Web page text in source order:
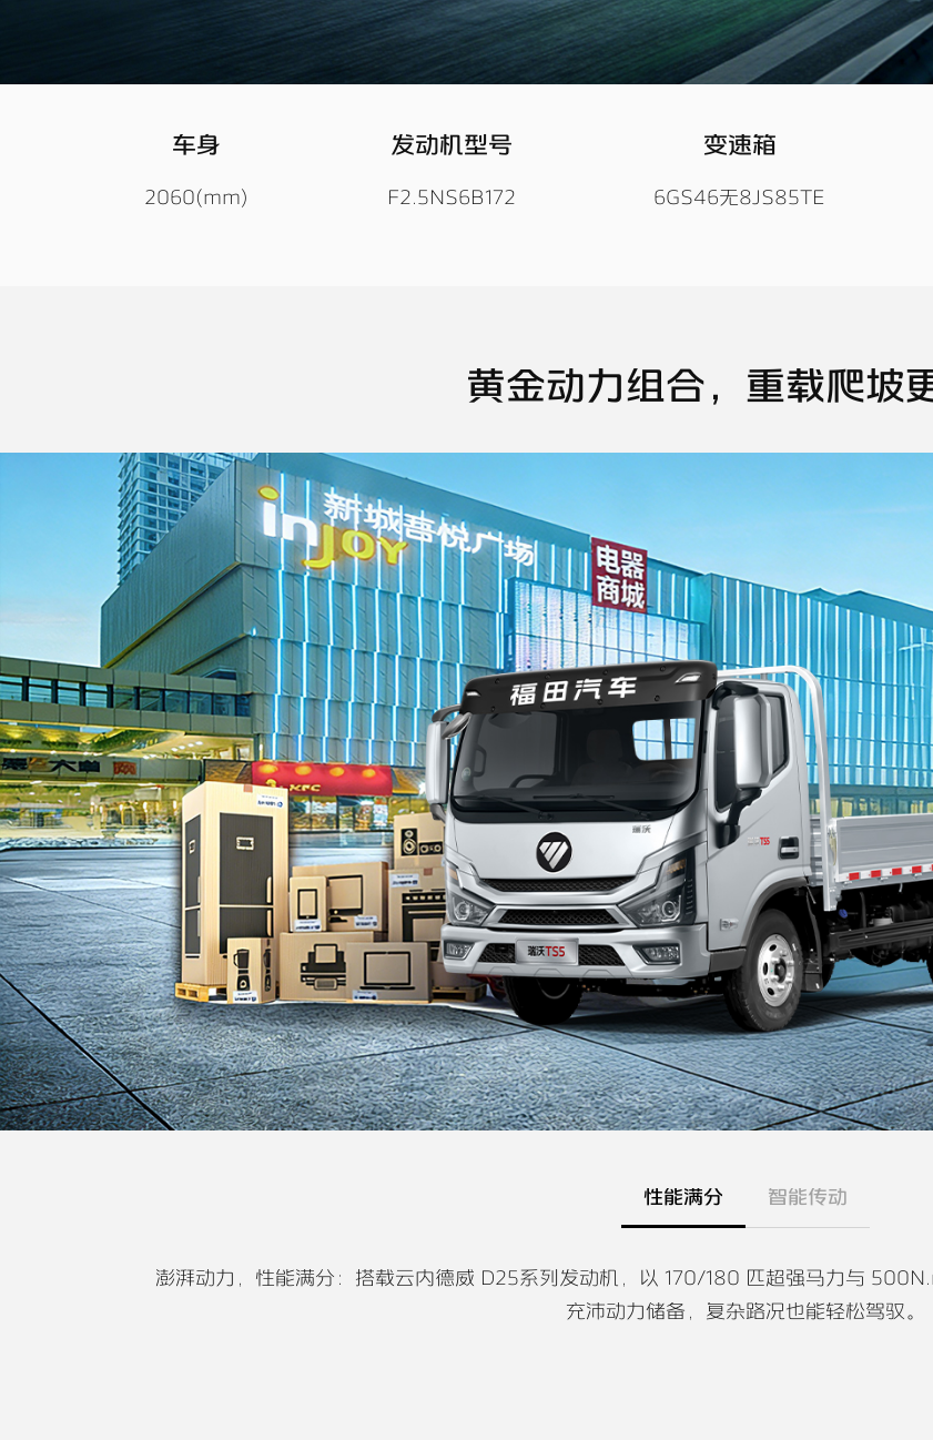
车身
2060(mm)
发动机型号
F2.5NS6B172
变速箱
6GS46无8JS85TE
黄金动力组合，重载爬坡
性能满分​ 智能传动
澎湃动力，性能满分​：搭载云内德威 D25系列发动机，以 170/180 匹超强马力与
充沛动力储备，复杂路况也能轻松驾驭。